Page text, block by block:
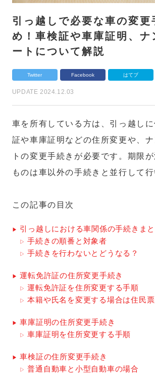
引っ越しで必要な車の変更
め！車検証や車庫証明、ナ
ートについて解説
Twitter Facebook はてブ
UPDATE 2024.12.03
車を所有している方は、引っ越し
証や車庫証明などの住所変更や、
トの変更手続きが必要です。期限
ものは車以外の手続きと並行して行
この記事の目次
引っ越しにおける車関係の手続きま
手続きの順番と対象者
手続きを行わないとどうなる？
運転免許証の住所変更手続き
運転免許証を住所変更する手順
本籍や氏名を変更する場合は住民
車庫証明の住所変更手続き
車庫証明を住所変更する手順
車検証の住所変更手続き
普通自動車と小型自動車の場合